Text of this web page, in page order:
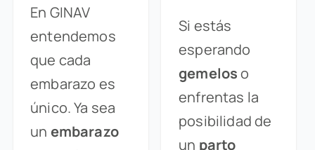
En GINAV
entendemos
que cada
embarazo es
único. Ya sea
un embarazo
Si estás
esperando
gemeloso
enfrentas la
posibilidad de
un parto